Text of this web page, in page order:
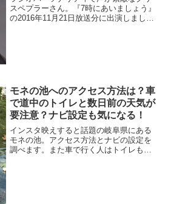
スペプラーさん。『7時にあいましょう』
の2016年11月21日放送分に出演しまし
モネの池へのアクセス方法は？車
で道中のトイレと数日前の天気が
要注意？ナビ設定も気になる！
インスタ映えすると話題の岐阜県にある
モネの池。アクセス方法とナビの設定を
調べます。また車で行く人はトイレも心